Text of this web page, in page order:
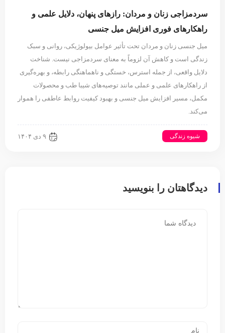
سردمزاجی زنان و مردان: رازهای پنهان، دلایل علمی و
راهکارهای فوری افزایش میل جنسی
میل جنسی زنان و مردان تحت تأثیر عوامل بیولوژیکی، روانی و سبک
زندگی است و کاهش آن لزوماً به معنای سردمزاجی نیست. شناخت
دلایل واقعی، از جمله استرس، خستگی و ناهماهنگی رابطه، و بهره‌گیری
از راهکارهای علمی و عملی مانند توصیه‌های شیبا طب و محصولات
مکمل، مسیر افزایش میل جنسی و بهبود کیفیت روابط عاطفی را هموار
می‌کند.
شیوه زندگی ۹ دی ۱۴۰۴
دیدگاهتان را بنویسید